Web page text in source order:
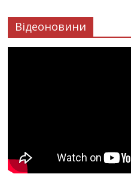
Відеоновини